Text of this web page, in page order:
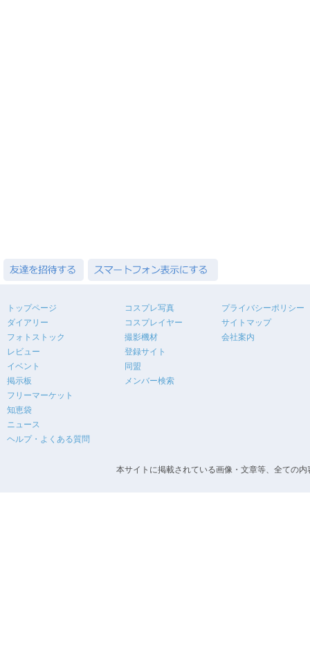
トップページ
ダイアリー
フォトストック
レビュー
イベント
掲示板
フリーマーケット
知恵袋
ニュース
ヘルプ・よくある質問
コスプレ写真
コスプレイヤー
撮影機材
登録サイト
同盟
メンバー検索
プライバシーポリシー
サイトマップ
会社案内
本サイトに掲載されている画像・文章等、全ての